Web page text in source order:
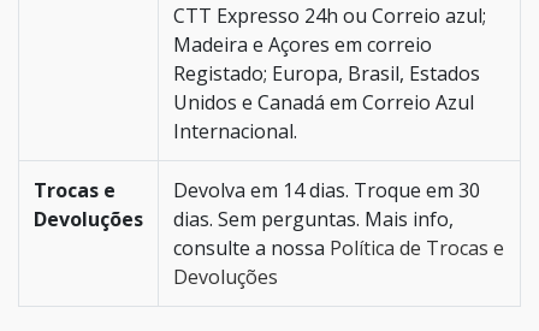
CTT Expresso 24h ou Correio azul;
Madeira e Açores em correio
Registado; Europa, Brasil, Estados
Unidos e Canadá em Correio Azul
Internacional.
Trocas e
Devoluções
Devolva em 14 dias. Troque em 30
dias. Sem perguntas. Mais info,
consulte a nossa Política de Trocas e
Devoluções